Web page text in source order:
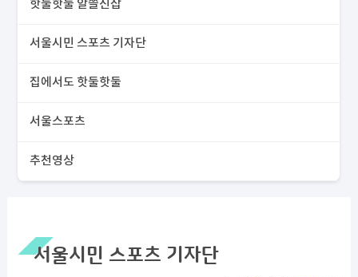
핫둘핫둘 알쓸신잡
서울시민 스포츠 기자단
집에서도 핫둘핫둘
서울스포츠
추천영상
서울시민 스포츠 기자단